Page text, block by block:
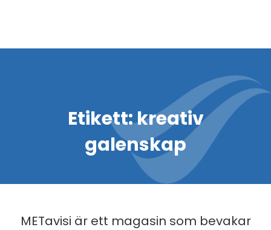
Etikett:kreativ
galenskap
METavisi är ett magasin som bevakar